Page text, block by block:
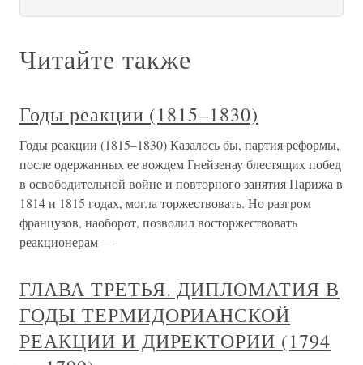
Читайте также
Годы реакции (1815–1830)
Годы реакции (1815–1830) Казалось бы, партия реформы,
после одержанных ее вождем Гнейзенау блестящих побед
в освободительной войне и повторного занятия Парижа в
1814 и 1815 годах, могла торжествовать. Но разгром
французов, наоборот, позволил восторжествовать
реакционерам —
ГЛАВА ТРЕТЬЯ. ДИПЛОМАТИЯ В
ГОДЫ ТЕРМИДОРИАНСКОЙ
РЕАКЦИИ И ДИРЕКТОРИИ (1794